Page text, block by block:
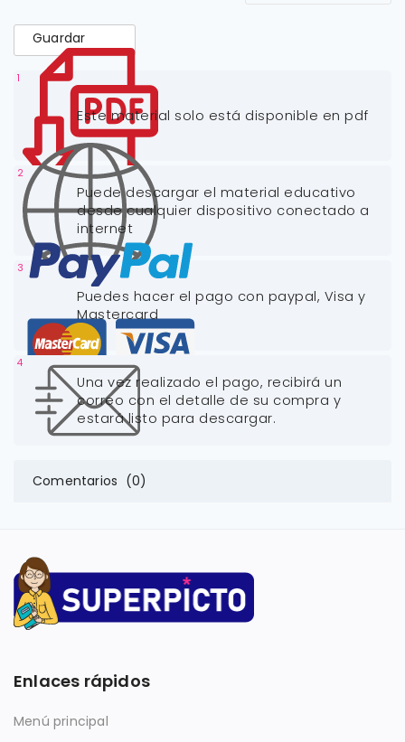
Guardar
1
Este material solo está disponible en pdf
2
Puede descargar el material educativo
desde cualquier dispositivo conectado a
internet
3
Puedes hacer el pago con paypal, Visa y
Mastercard
4
Una vez realizado el pago, recibirá un
correo con el detalle de su compra y
estará listo para descargar.
Comentarios (0)
Enlaces rápidos
Menú principal